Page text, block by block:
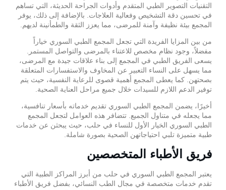
التقنيات التصوير الطبي المتقدم وأدوات الجراحة الحديثة، التي تساهم
في تحسين دقة التشخيص وفعالية العلاجات. بالإضافة إلى ذلك، يوفر
المجمع بيئة نظيفة وآمنة للمرضى، مما يعزز الثقة والطمأنينة لديهم.
من بين المزايا الفريدة التي تجعل المجمع الطبي السوري خياراً
مفضلاً، وجود نظام مخصص للاعتناء بالمرضى والتواصل المستمر.
يسعى الفريق الطبي في المجمع إلى بناء علاقات جيدة مع المرضى،
مما يسهل على النساء التعبير عن المخاوف والاستفسارات المتعلقة
بصحتهن. كما يعطى المجمع أهمية قصوى للرعاية النفسية، حيث يتم
توفير الدعم اللازم للسيدات خلال جميع مراحل العناية الصحية.
أخيرًا، يضمن المجمع الطبي السوري تقديم خدماته بأسعار تنافسية،
مما يجعله في متناول الجميع. تتضافر هذه العوامل لتجعل المجمع
الطبي السوري الخيار الأول للنساء في حلب، حيث يبحثن عن خدمات
طبية متميزة تلبي احتياجاتهن الصحية بصورة شاملة.
فريق الأطباء المتخصصين
يعتبر المجمع الطبي السوري في حلب من أبرز المراكز الطبية التي
تقدم خدمات متخصصة في مجال الطب النسائي، بفضل فريق الأطباء